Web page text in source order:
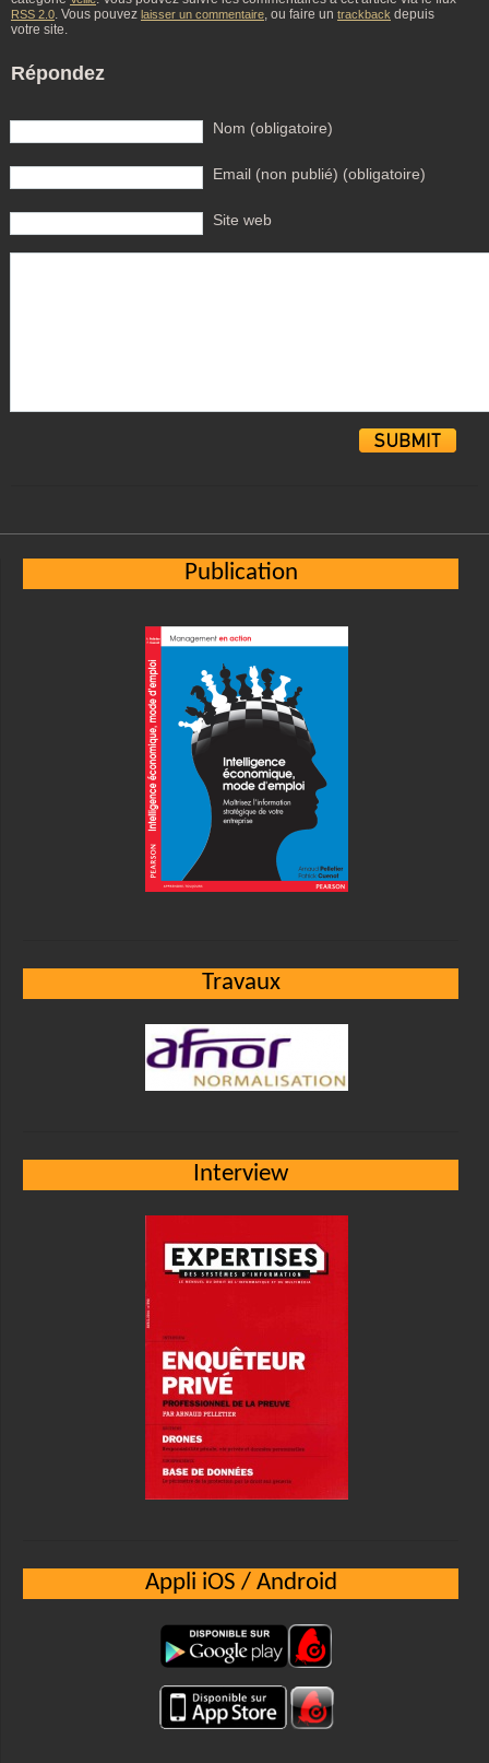
RSS 2.0. Vous pouvez laisser un commentaire, ou faire un trackback depuis
votre site.
Répondez
Nom (obligatoire)
Email (non publié) (obligatoire)
Site web
Publication
Travaux
Interview
Appli iOS / Android